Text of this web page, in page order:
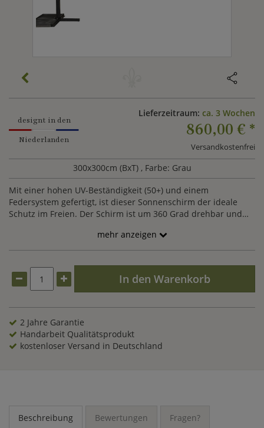
designt in den
Niederlanden
Lieferzeitraum: ca. 3 Wochen
860,00 € *
Versandkostenfrei
300x300cm (BxT) , Farbe: Grau
Mit einer hohen UV-Beständigkeit (50+) und einem
Federsystem gefertigt, ist dieser Sonnenschirm der ideale
Schutz im Freien. Der Schirm ist um 360 Grad drehbar und
mehr anzeigen
In den Warenkorb
2 Jahre Garantie
Handarbeit Qualitätsprodukt
kostenloser Versand in Deutschland
Beschreibung Bewertungen Fragen?